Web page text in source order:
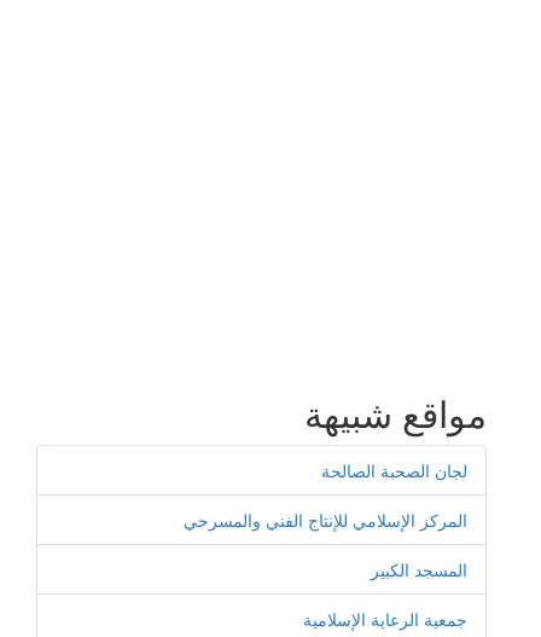
مواقع شبيهة
لجان الصحبة الصالحة
المركز الإسلامي للإنتاج الفني والمسرحي
المسجد الكبير
جمعية الرعاية الإسلامية